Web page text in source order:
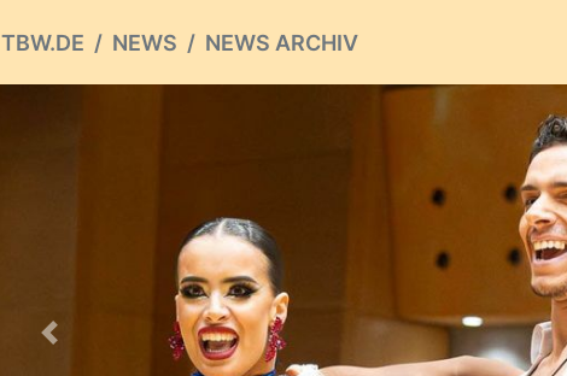
TBW.DE NEWS NEWS ARCHIV
NEWS ARCHIV
3